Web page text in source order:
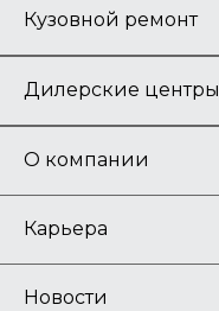
Кузовной ремонт
Дилерские центры
О компании
Карьера
Новости